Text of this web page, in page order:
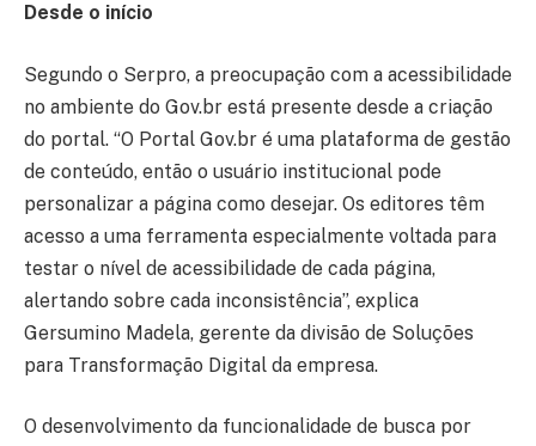
Desde o início
Segundo o Serpro, a preocupação com a acessibilidade
no ambiente do Gov.br está presente desde a criação
do portal. “O Portal Gov.br é uma plataforma de gestão
de conteúdo, então o usuário institucional pode
personalizar a página como desejar. Os editores têm
acesso a uma ferramenta especialmente voltada para
testar o nível de acessibilidade de cada página,
alertando sobre cada inconsistência”, explica
Gersumino Madela, gerente da divisão de Soluções
para Transformação Digital da empresa.
O desenvolvimento da funcionalidade de busca por